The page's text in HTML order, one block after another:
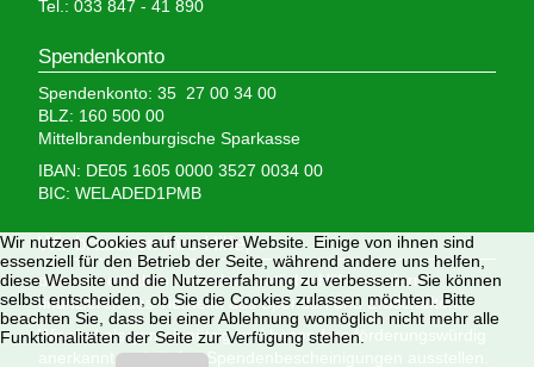
Tel.: 033 847 - 41 890
Spendenkonto
Spendenkonto: 35 27 00 34 00
BLZ: 160 500 00
Mittelbrandenburgische Sparkasse
IBAN: DE05 1605 0000 3527 0034 00
BIC: WELADED1PMB
Wir brauchen Ihre Hilfe,
denn wir erhalten keinerlei staatliche Hilfe, sondern
finanzieren das Tierheim aus Spenden und Erbschaften.
Wir sind als gemeinnützig und besonders förderungswürdig
anerkannt und dürfen Spendenbescheinigungen ausstellen.
Wir nutzen Cookies auf unserer Website. Einige von ihnen sind
essenziell für den Betrieb der Seite, während andere uns helfen,
diese Website und die Nutzererfahrung zu verbessern. Sie können
selbst entscheiden, ob Sie die Cookies zulassen möchten. Bitte
beachten Sie, dass bei einer Ablehnung womöglich nicht mehr alle
Funktionalitäten der Seite zur Verfügung stehen.